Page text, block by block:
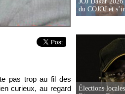
pas trop au fil des
curieux, au regard
du COJOJ et
Élections